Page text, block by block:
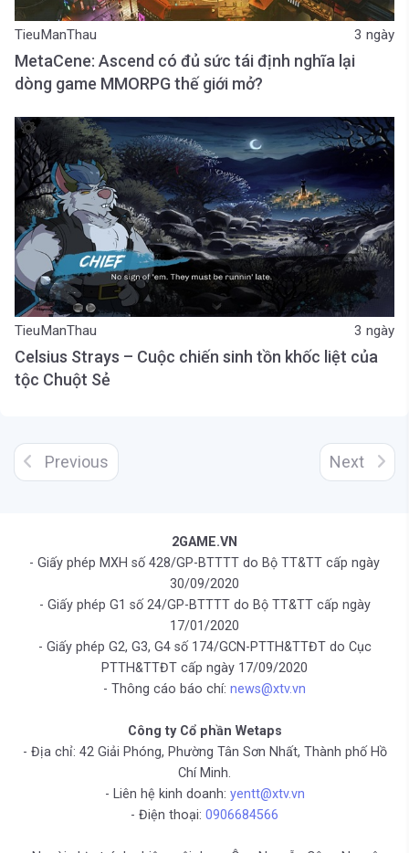
TieuManThau 3 ngày
MetaCene: Ascend có đủ sức tái định nghĩa lại
dòng game MMORPG thế giới mở?
TieuManThau 3 ngày
Celsius Strays – Cuộc chiến sinh tồn khốc liệt của
tộc Chuột Sẻ
Previous Next
2GAME.VN
- Giấy phép MXH số 428/GP-BTTTT do Bộ TT&TT cấp ngày
30/09/2020
- Giấy phép G1 số 24/GP-BTTTT do Bộ TT&TT cấp ngày
17/01/2020
- Giấy phép G2, G3, G4 số 174/GCN-PTTH&TTĐT do Cục
PTTH&TTĐT cấp ngày 17/09/2020
- Thông cáo báo chí: news@xtv.vn
Công ty Cổ phần Wetaps
- Địa chỉ: 42 Giải Phóng, Phường Tân Sơn Nhất, Thành phố Hồ
Chí Minh.
- Liên hệ kinh doanh: yentt@xtv.vn
- Điện thoại: 0906684566